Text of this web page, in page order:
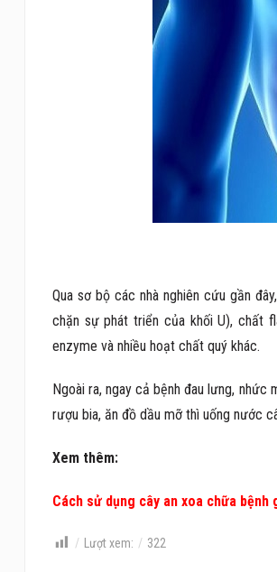
Qua sơ bộ các nhà nghiên cứu gần
chặn sự phát triển của khối U), chất
enzyme và nhiều hoạt chất quý khác.
Ngoài ra, ngay cả bệnh đau lưng,
rượu bia, ăn đồ dầu mỡ thì uống nước
Xem thêm:
Cách sử dụng cây an xoa chữa bệnh
Lượt xem: 322